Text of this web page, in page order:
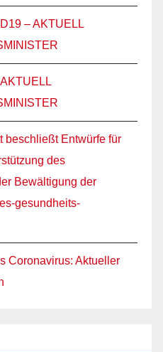
– AKTUELL
beschließt Entwürfe für
des
Bewältigung der
gesundheits-
Coronavirus: Aktueller